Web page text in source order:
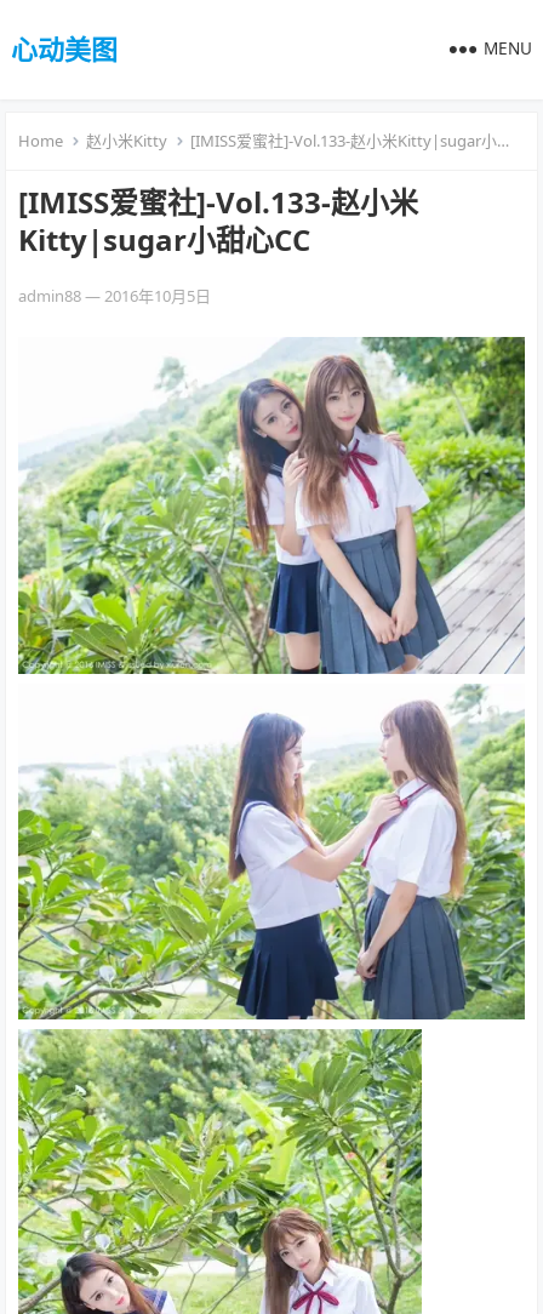
心动美图 MENU
Home 赵小米Kitty [IMISS爱蜜社]-Vol.133-赵小米Kitty|sugar小甜心CC
[IMISS爱蜜社]-Vol.133-赵小米
Kitty|sugar小甜心CC
admin88—2016年10月5日